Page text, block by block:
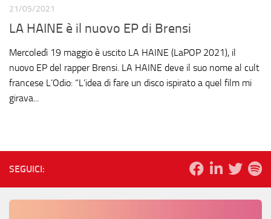
21/05/2021
LA HAINE è il nuovo EP di Brensi
Mercoledì 19 maggio è uscito LA HAINE (LaPOP 2021), il
nuovo EP del rapper Brensi. LA HAINE deve il suo nome al cult
francese L’Odio: “L’idea di fare un disco ispirato a quel film mi
girava...
SEGUICI: